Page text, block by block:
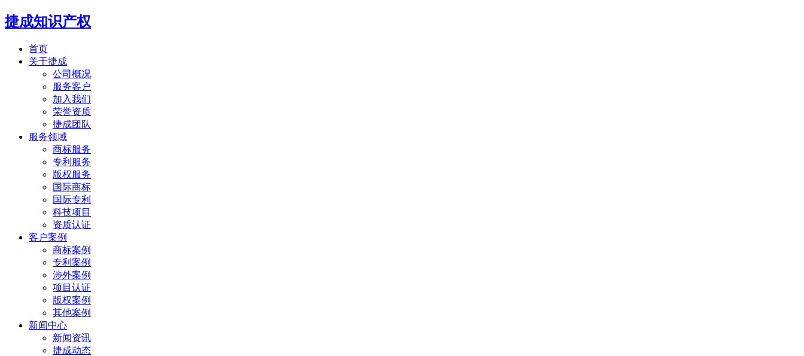
捷成知识产权
首页
关于捷成
公司概况
服务客户
加入我们
荣誉资质
捷成团队
服务领域
商标服务
专利服务
版权服务
国际商标
国际专利
科技项目
资质认证
客户案例
商标案例
专利案例
涉外案例
项目认证
版权案例
其他案例
新闻中心
新闻资讯
捷成动态